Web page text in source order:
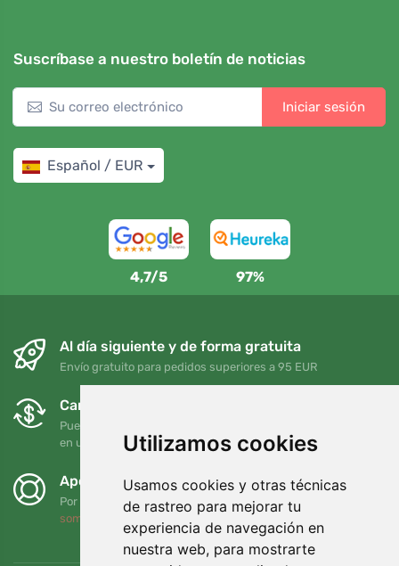
Utilizamos cookies
Usamos cookies y otras técnicas
de rastreo para mejorar tu
experiencia de navegación en
nuestra web, para mostrarte
Suscríbase a nuestro boletín de noticias
Iniciar sesión
Español / EUR
4,7/5 97%
Al día siguiente y de forma gratuita
Envío gratuito para pedidos superiores a 95 EUR
Cambios y devoluciones gratuitos
Puede devolver o cambiar su pedido en cualquier momento
en un plazo de 90 días
Apoyamos a Trees.org
Por cada pedido plantamos un árbol. Leer más
somos